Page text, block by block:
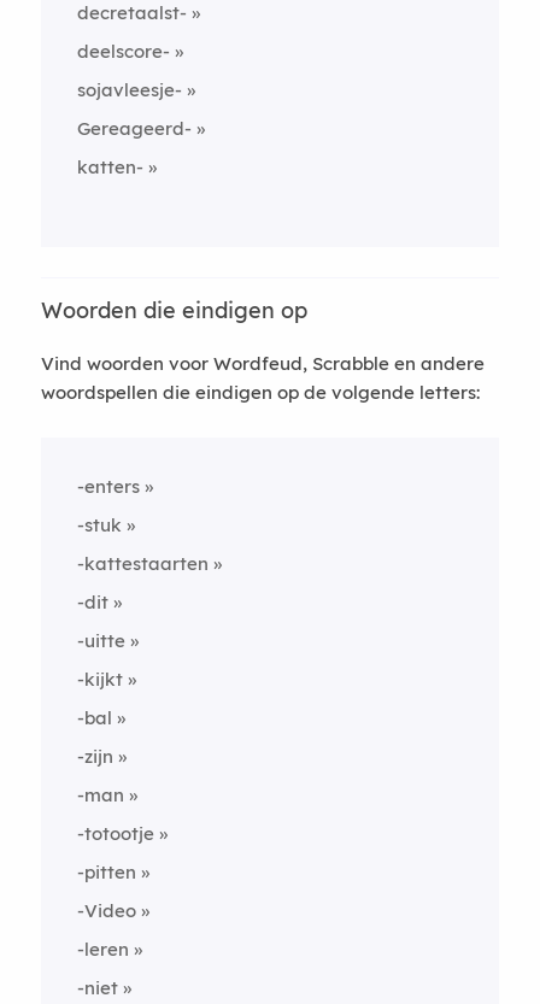
decretaalst-
deelscore-
sojavleesje-
Gereageerd-
katten-
Woorden die eindigen op
Vind woorden voor Wordfeud, Scrabble en andere
woordspellen die eindigen op de volgende letters:
-enters
-stuk
-kattestaarten
-dit
-uitte
-kijkt
-bal
-zijn
-man
-totootje
-pitten
-Video
-leren
-niet